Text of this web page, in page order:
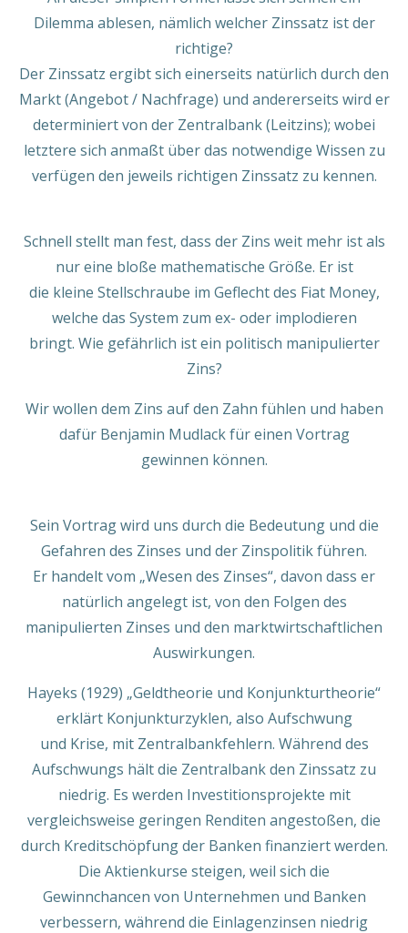
Dilemma ablesen, nämlich welcher Zinssatz ist der
richtige?
Der Zinssatz ergibt sich einerseits natürlich durch den
Markt (Angebot / Nachfrage) und andererseits wird er
determiniert von der Zentralbank (Leitzins); wobei
letztere sich anmaßt über das notwendige Wissen zu
verfügen den jeweils richtigen Zinssatz zu kennen.
Schnell stellt man fest, dass der Zins weit mehr ist als
nur eine bloße mathematische Größe. Er ist
die kleine Stellschraube im Geflecht des Fiat Money,
welche das System zum ex- oder implodieren
bringt. Wie gefährlich ist ein politisch manipulierter
Zins?
Wir wollen dem Zins auf den Zahn fühlen und haben
dafür Benjamin Mudlack für einen Vortrag
gewinnen können.
Sein Vortrag wird uns durch die Bedeutung und die
Gefahren des Zinses und der Zinspolitik führen.
Er handelt vom „Wesen des Zinses“, davon dass er
natürlich angelegt ist, von den Folgen des
manipulierten Zinses und den marktwirtschaftlichen
Auswirkungen.
Hayeks (1929) „Geldtheorie und Konjunkturtheorie“
erklärt Konjunkturzyklen, also Aufschwung
und Krise, mit Zentralbankfehlern. Während des
Aufschwungs hält die Zentralbank den Zinssatz zu
niedrig. Es werden Investitionsprojekte mit
vergleichsweise geringen Renditen angestoßen, die
durch Kreditschöpfung der Banken finanziert werden.
Die Aktienkurse steigen, weil sich die
Gewinnchancen von Unternehmen und Banken
verbessern, während die Einlagenzinsen niedrig